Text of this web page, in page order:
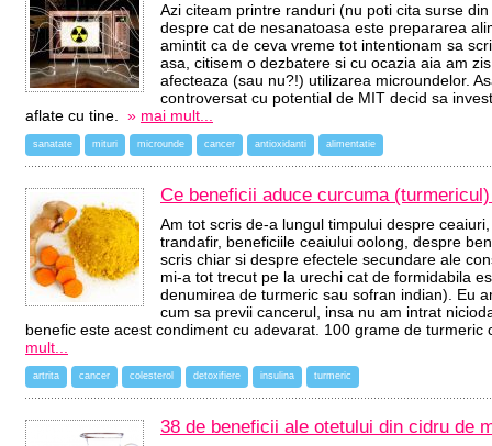
Azi citeam printre randuri (nu poti cita surse
despre cat de nesanatoasa este prepararea
amintit ca de ceva vreme tot intentionam sa
asa, citisem o dezbatere si cu ocazia aia am
afecteaza (sau nu?!) utilizarea microundelor.
controversat cu potential de MIT decid sa
aflate cu tine. » mai mult...
sanatate mituri microunde cancer antioxidanti alimentatie
Ce beneficii aduce curcuma
Am tot scris de-a lungul timpului despre
trandafir, beneficiile ceaiului oolong, despre
scris chiar si despre efectele secundare ale
mi-a tot trecut pe la urechi cat de formidabila
denumirea de turmeric sau sofran indian). Eu
cum sa previi cancerul, insa nu am intrat
benefic este acest condiment cu adevarat. 100 grame de
mult...
artrita cancer colesterol detoxifiere insulina turmeric
38 de beneficii ale otetului din cidru de